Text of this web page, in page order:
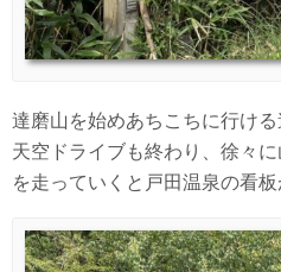
達磨山を始めあちこちに行ける
天空ドライブも終わり、徐々
を走っていくと戸田温泉の看板